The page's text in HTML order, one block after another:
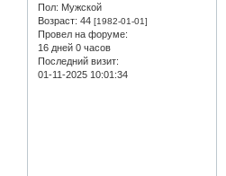
Пол: Мужской
Возраст: 44 [1982-01-01]
Провел на форуме:
16 дней 0 часов
Последний визит:
01-11-2025 10:01:34